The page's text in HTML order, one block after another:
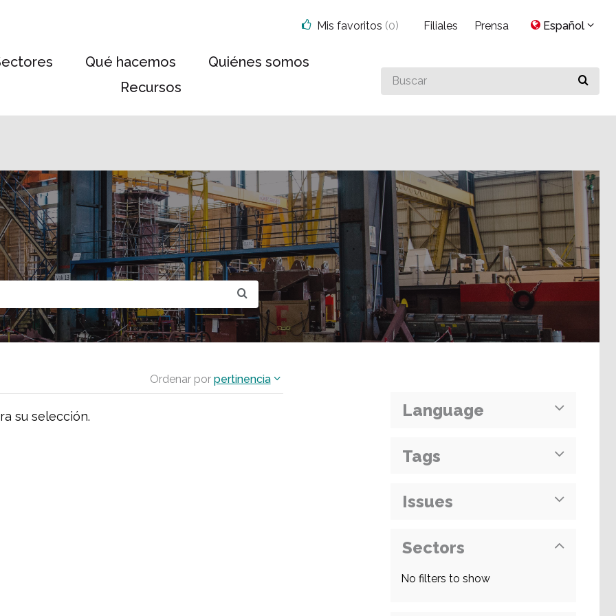
Qué hacemos
Quiénes somos
Recursos
Buscar
algo
Mis favoritos (0) Filiales Prensa Español
Ordenar por pertinencia
su selección. Language
Tags
Issues
Sectors
No filters to show